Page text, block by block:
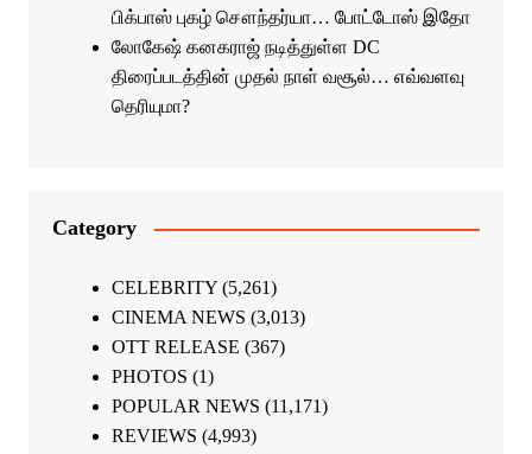
பிக்பாஸ் புகழ் சௌந்தர்யா… போட்டோஸ் இதோ
லோகேஷ் கனகராஜ் நடித்துள்ள DC
திரைப்படத்தின் முதல் நாள் வசூல்… எவ்வளவு
தெரியுமா?
Category
CELEBRITY(5,261)
CINEMA NEWS (3,013)
OTT RELEASE (367)
PHOTOS (1)
POPULAR NEWS (11,171)
REVIEWS (4,993)